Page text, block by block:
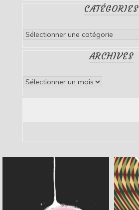
CATÉGORIES
Catégories
ARCHIVES
Archives